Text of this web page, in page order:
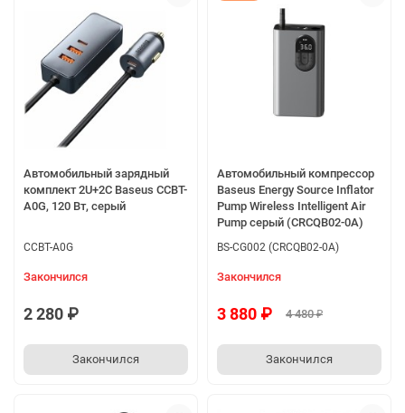
Автомобильный зарядный
комплект 2U+2C Baseus CCBT-
A0G, 120 Вт, серый
CCBT-A0G
Закончился
2 280 ₽
Закончился
Автомобильный компрессор
Baseus Energy Source Inflator
Pump Wireless Intelligent Air
Pump серый (CRCQB02-0A)
BS-CG002 (CRCQB02-0A)
Закончился
3 880 ₽ 4 480 ₽
Закончился